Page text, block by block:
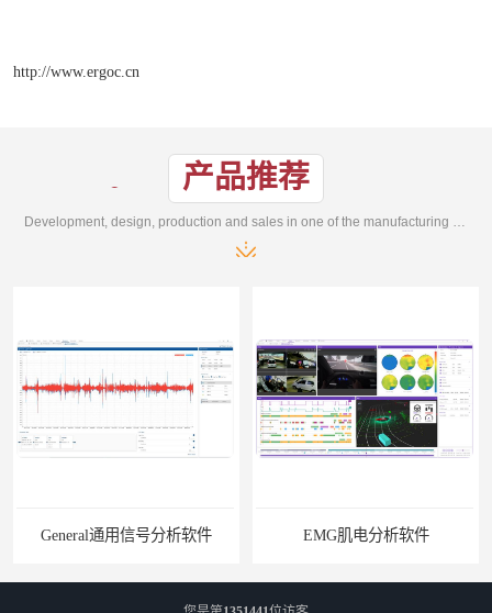
http://www.ergoc.cn
产品推荐
Development, design, production and sales in one of the manufacturing enterprises
EMG肌电分析软件